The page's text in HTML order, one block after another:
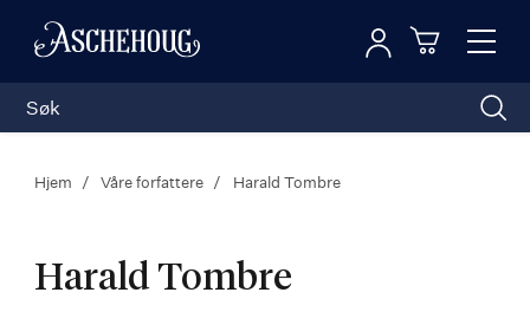
Toggle
Logg inn
Hjem Våre forfattere Harald Tombre
Harald Tombre